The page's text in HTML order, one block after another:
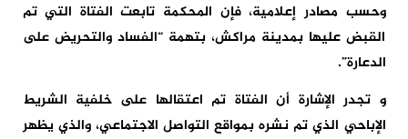
وحسب مصادر إعلامية، فإن المحكمة تابعت الفتاة التي تم
القبض عليها بمدينة مراكش، بتهمة “الفساد والتحريض على
الدعارة”.
و تجدر الإشارة أن الفتاة تم اعتقالها على خلفية الشريط
الإباحي الذي تم نشره بمواقع التواصل الاجتماعي، والذي يظهر